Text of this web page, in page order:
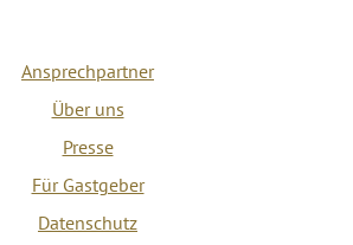
Ansprechpartner
Über uns
Presse
Für Gastgeber
Datenschutz